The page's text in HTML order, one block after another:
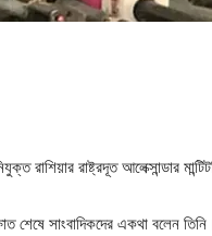
রাশিয়ার রাষ্ট্রদূত আলেক্সান্ডার
শেষে সাংবাদিকদের একথা বলেন